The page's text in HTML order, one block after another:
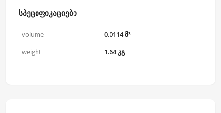
სპეციფიკაციები
volume
0.0114 მ³
weight
1.64 კგ